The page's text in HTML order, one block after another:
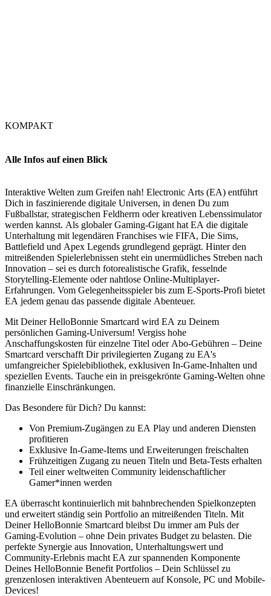
KOMPAKT
Alle Infos auf einen Blick
Interaktive Welten zum Greifen nah! Electronic Arts (EA) entführt
Dich in faszinierende digitale Universen, in denen Du zum
Fußballstar, strategischen Feldherrn oder kreativen Lebenssimulator
werden kannst. Als globaler Gaming-Gigant hat EA die digitale
Unterhaltung mit legendären Franchises wie FIFA, Die Sims,
Battlefield und Apex Legends grundlegend geprägt. Hinter den
mitreißenden Spielerlebnissen steht ein unermüdliches Streben nach
Innovation – sei es durch fotorealistische Grafik, fesselnde
Storytelling-Elemente oder nahtlose Online-Multiplayer-
Erfahrungen. Vom Gelegenheitsspieler bis zum E-Sports-Profi bietet
EA jedem genau das passende digitale Abenteuer.
Mit Deiner HelloBonnie Smartcard wird EA zu Deinem
persönlichen Gaming-Universum! Vergiss hohe
Anschaffungskosten für einzelne Titel oder Abo-Gebühren – Deine
Smartcard verschafft Dir privilegierten Zugang zu EA's
umfangreicher Spielebibliothek, exklusiven In-Game-Inhalten und
speziellen Events. Tauche ein in preisgekrönte Gaming-Welten ohne
finanzielle Einschränkungen.
Das Besondere für Dich? Du kannst:
Von Premium-Zugängen zu EA Play und anderen Diensten
profitieren
Exklusive In-Game-Items und Erweiterungen freischalten
Frühzeitigen Zugang zu neuen Titeln und Beta-Tests erhalten
Teil einer weltweiten Community leidenschaftlicher
Gamer*innen werden
EA überrascht kontinuierlich mit bahnbrechenden Spielkonzepten
und erweitert ständig sein Portfolio an mitreißenden Titeln. Mit
Deiner HelloBonnie Smartcard bleibst Du immer am Puls der
Gaming-Evolution – ohne Dein privates Budget zu belasten. Die
perfekte Synergie aus Innovation, Unterhaltungswert und
Community-Erlebnis macht EA zur spannenden Komponente
Deines HelloBonnie Benefit Portfolios – Dein Schlüssel zu
grenzenlosen interaktiven Abenteuern auf Konsole, PC und Mobile-
Devices!